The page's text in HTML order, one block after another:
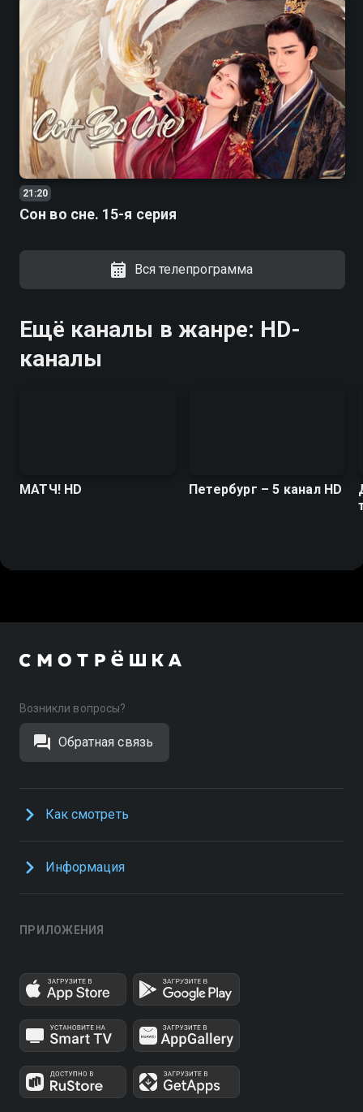
21:20
Сон во сне. 15-я серия
Вся телепрограмма
Ещё каналы в жанре: HD-
каналы
МАТЧ! HD Петербург – 5 канал HD
Возникли вопросы?
Обратная связь
Как смотреть
Информация
ПРИЛОЖЕНИЯ